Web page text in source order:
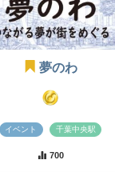
夢のわ
イベント 千葉中央駅
700